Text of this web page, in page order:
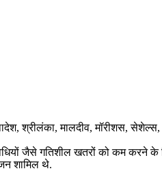
श्रीलंका, मालदीव, मॉरीशस,
जैसे गतिशील खतरों को कम करने के
शामिल थे.